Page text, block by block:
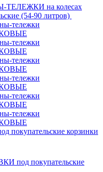
на колесах
(54-90 литров)
тележки
тележки
тележки
тележки
тележки
тележки
корзинки
под покупательские